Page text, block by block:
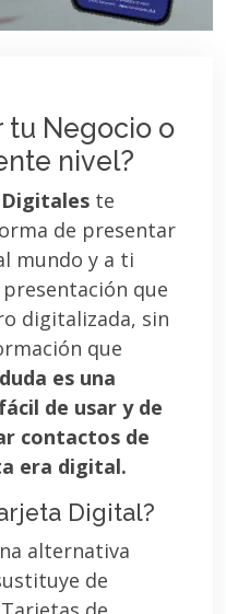
tu Negocio o
nivel?
te
de presentar
mundo y a ti
que
digitalizada, sin
que
es una
de usar y de
contactos de
era digital.
Digital?
alternativa
de